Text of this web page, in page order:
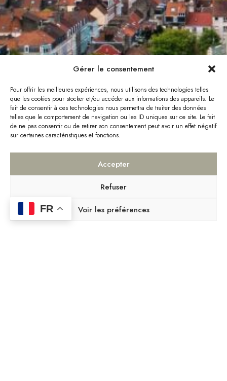
Gérer le consentement
Pour offrir les meilleures expériences, nous utilisons des technologies telles
que les cookies pour stocker et/ou accéder aux informations des appareils. Le
fait de consentir à ces technologies nous permettra de traiter des données
telles que le comportement de navigation ou les ID uniques sur ce site. Le fait
de ne pas consentir ou de retirer son consentement peut avoir un effet négatif
sur certaines caractéristiques et fonctions.
Accepter
Refuser
Voir les préférences
FR